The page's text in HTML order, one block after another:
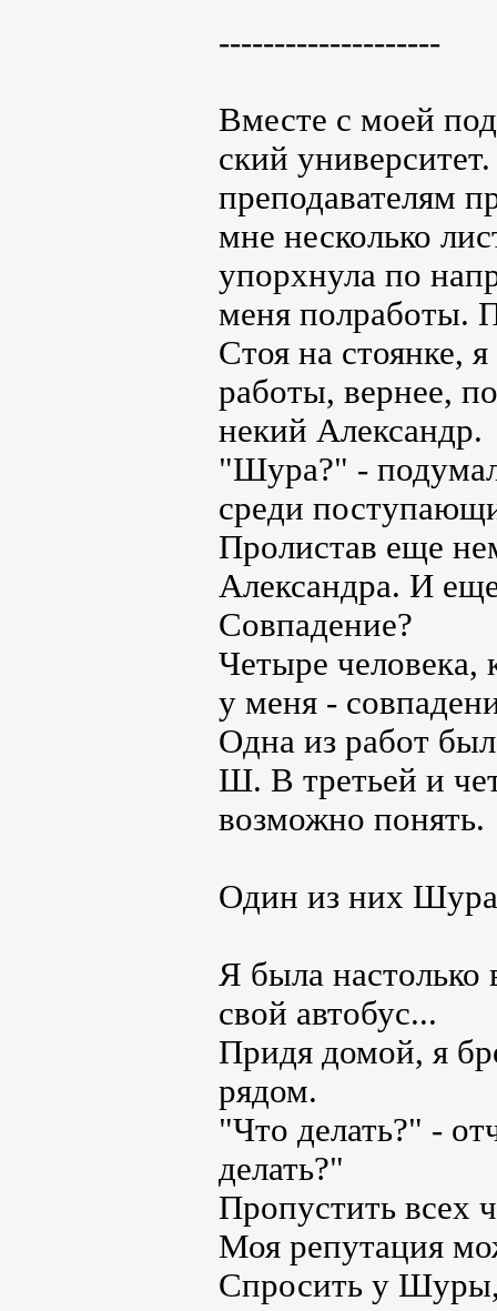
--------------------
Вместе с моей
ский
преподавателям
мне несколько
упорхнула по
меня полработы.
Стоя на стоянке,
работы, вернее,
некий Александр.
"Шура?" -
среди
Пролистав еще
Александра. И
Совпадение?
Четыре
у меня -
Одна из работ
Ш. В третьей и
возможно понять.
Один из них
Я была настолько
свой автобус...
Придя домой, я
рядом.
"Что делать?" -
делать?"
Пропустить всех
Моя репутация
Спросить у Шуры,